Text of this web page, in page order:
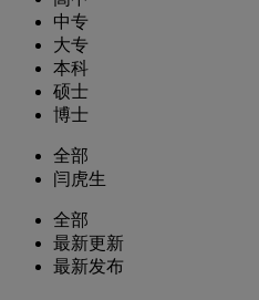
中专
大专
本科
硕士
博士
全部
闫虎生
全部
最新更新
最新发布